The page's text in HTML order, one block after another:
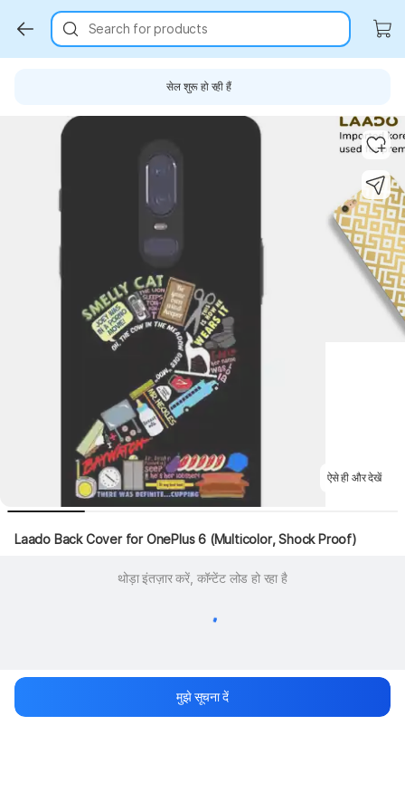
Search for products
सेल शुरू हो रही हैं
Key Highlights
ऐसे ही और देखें
Laado Back Cover for OnePlus 6 (Multicolor, Shock Proof)
थोड़ा इंतज़ार करें, कॉन्टेंट लोड हो रहा है
मुझे सूचना दें